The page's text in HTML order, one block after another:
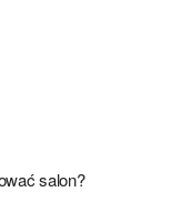
salon?